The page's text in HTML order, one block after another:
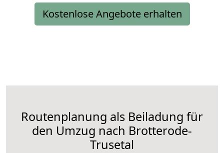
Kostenlose Angebote erhalten
Routenplanung als Beiladung für
den Umzug nach Brotterode-
Trusetal